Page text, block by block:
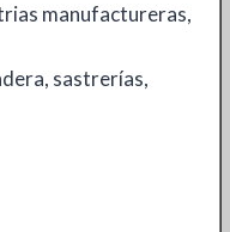
manufactureras,
sastrerías,